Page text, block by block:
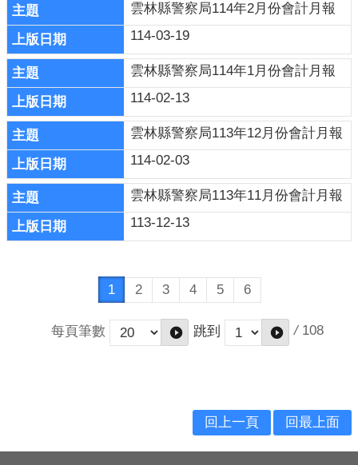
雲林縣警察局114年2月份會計月報
114-03-19
雲林縣警察局114年1月份會計月報
114-02-13
雲林縣警察局113年12月份會計月報
114-02-03
雲林縣警察局113年11月份會計月報
113-12-13
1 2 3 4 5 6
每頁筆數 跳到 / 108
回上一頁 回最上面